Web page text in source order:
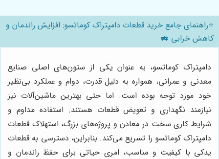
⭐️راهنمای جامع خرید قطعات دامپتراک کوماتسو: افزایش راندمان و
کاهش خرابی 🚜
دامپتراک کوماتسو، به عنوان یکی از ستون‌های اصلی صنایع
معدنی و عمرانی، همواره به دلیل قدرت، دوام و عملکرد بی‌نظیر
خود مورد توجه بوده است. اما حتی بهترین ماشین‌آلات نیز
نیازمند نگهداری و تعویض قطعات هستند. استفاده مداوم و
شرایط کاری سخت در معادن و پروژه‌های بزرگ، استهلاک قطعات
دامپتراک کوماتسو را تسریع می‌کند. بنابراین، دسترسی به قطعات
یدکی با کیفیت و مناسب، امری حیاتی برای حفظ راندمان و